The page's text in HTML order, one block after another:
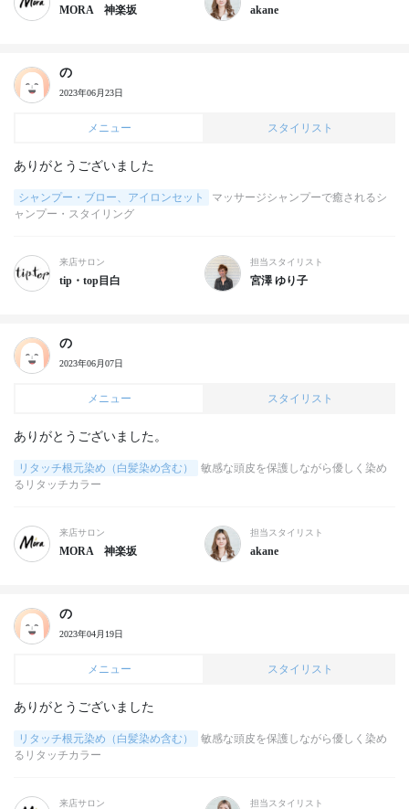
MORA 神楽坂 akane
の
2023年06月23日
メニュー スタイリスト
ありがとうございました
シャンプー・ブロー、アイロンセット
マッサージシャンプーで癒されるシ
ャンプー・スタイリング
来店サロン
tip・top目白
担当スタイリスト
宮澤 ゆり子
の
2023年06月07日
メニュー スタイリスト
ありがとうございました。
リタッチ根元染め（白髪染め含む）
敏感な頭皮を保護しながら優しく染め
るリタッチカラー
来店サロン
MORA 神楽坂
担当スタイリスト
akane
の
2023年04月19日
メニュー スタイリスト
ありがとうございました
リタッチ根元染め（白髪染め含む）
敏感な頭皮を保護しながら優しく染め
るリタッチカラー
来店サロン 担当スタイリスト